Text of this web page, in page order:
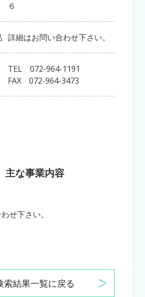
６
詳細はお問い合わせ下さい。
TEL 072-964-1191
FAX 072-964-3473
主な事業内容
せ下さい。
索結果一覧に戻る